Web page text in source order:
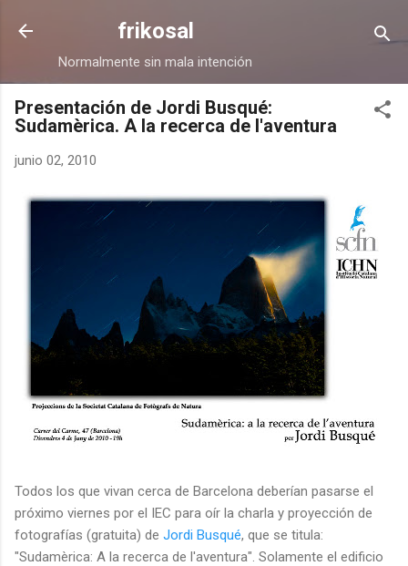
Ir al contenido principal
frikosal
Normalmente sin mala intención
Presentación de Jordi Busqué:
Sudamèrica. A la recerca de l'aventura
junio 02, 2010
Todos los que vivan cerca de Barcelona deberían pasarse el
próximo viernes por el IEC para oír la charla y proyección de
fotografías (gratuita) de Jordi Busqué, que se titula:
"Sudamèrica: A la recerca de l'aventura". Solamente el edificio